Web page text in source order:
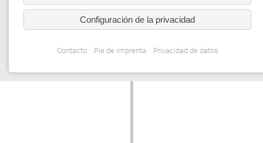
© 2026 Gebrüder Meiser GmbH. Quedan reservados todos
Configuración de la privacidad
Contacto Pie de imprenta Privacidad de datos